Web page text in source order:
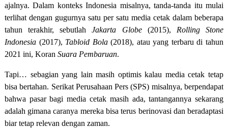
ajalnya. Dalam konteks Indonesia misalnya, tanda-tanda itu mulai
terlihat dengan gugurnya satu per satu media cetak dalam beberapa
tahun terakhir, sebutlahJakarta Globe(2015), Rolling Stone
Indonesia(2017), Tabloid Bola(2018), atau yang terbaru di tahun
2021 ini, Koran Suara Pembaruan.
Tapi… sebagian yang lain masih optimis kalau media cetak tetap
bisa bertahan. Serikat Perusahaan Pers (SPS) misalnya, berpendapat
bahwa pasar bagi media cetak masih ada, tantangannya sekarang
adalah gimana caranya mereka bisa terus berinovasi dan beradaptasi
biar tetap relevan dengan zaman.